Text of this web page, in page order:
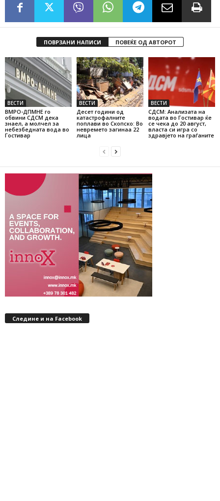
ПОВРЗАНИ НАПИСИ ПОВЕЌЕ ОД АВТОРОТ
ВЕСТИ
ВМРО-ДПМНЕ го
обвини СДСМ дека
знаел, а молчел за
небезбедната вода во
Гостивар
ВЕСТИ
Десет години од
катастрофалните
поплави во Скопско: Во
невремето загинаа 22
лица
ВЕСТИ
СДСМ: Анализата на
водата во Гостивар ќе
се чека до 20 август,
власта си игра со
здравјето на граѓаните
Следине и на Facebook